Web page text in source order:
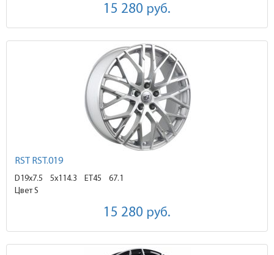
15 280 руб.
RST RST.019
D19x7.5 5x114.3 ET45
67.1
Цвет S
15 280 руб.